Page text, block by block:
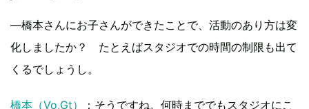
―橋本さんにお子さんができたことで、活動のあり方は変
化しましたか？ たとえばスタジオでの時間の制限も出て
くるでしょうし。
橋本（Vo,Gt）
：そうですね。何時まででもスタジオにこ